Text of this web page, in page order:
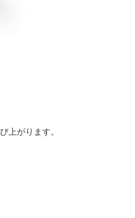
上がります。